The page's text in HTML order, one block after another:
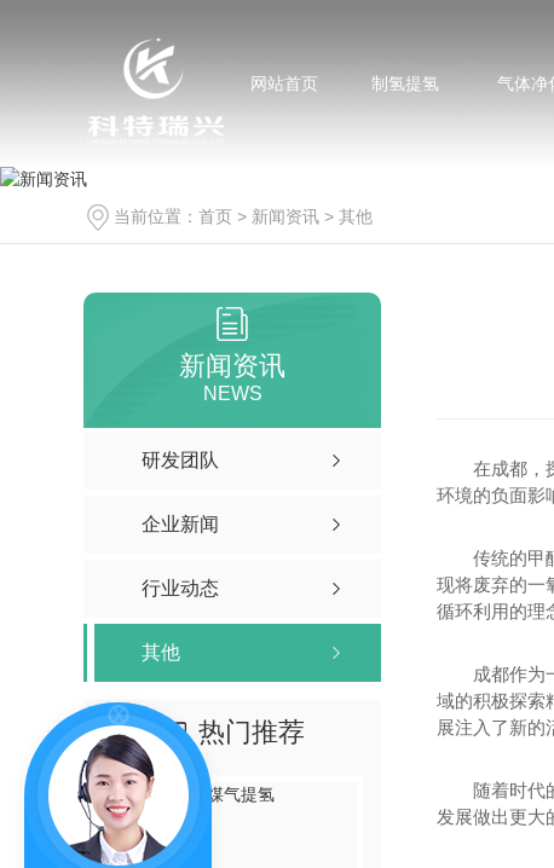
网站首页 制氢提氢 气体净
当前位置： 首页 > 新闻资讯 > 其他
新闻资讯
NEWS
研发团队
企业新闻
行业动态
其他
热门推荐
在成都，
环境的负面影
传统的甲
现将废弃的一
循环利用的理
成都作为
域的积极探索
展注入了新的
随着时代
发展做出更大